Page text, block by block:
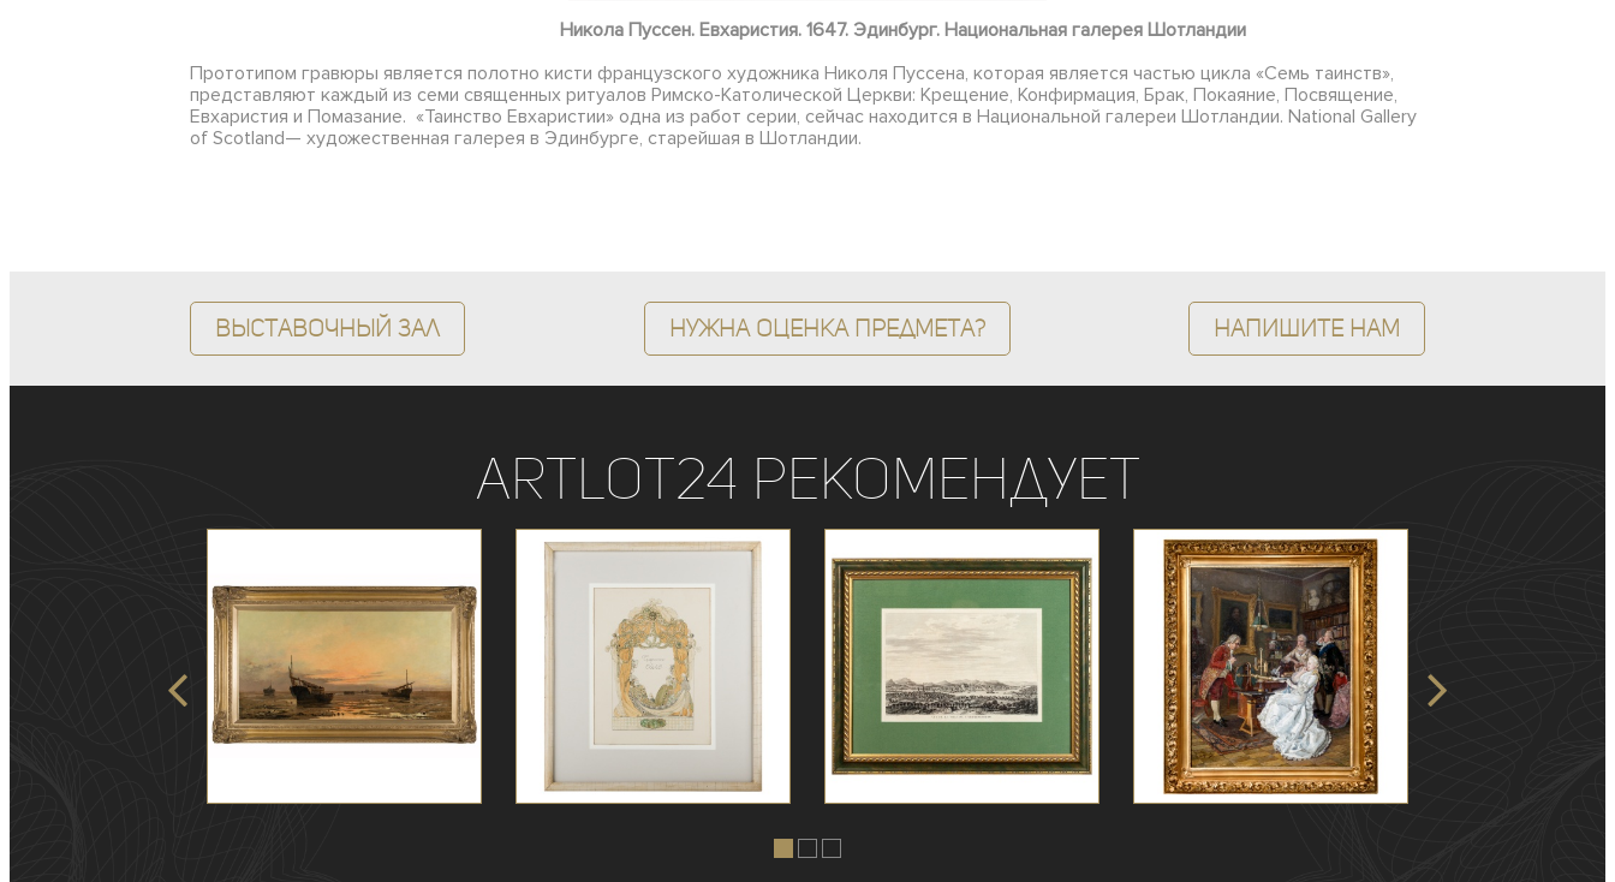
Никола Пуссен. Евхаристия. 1647. Эдинбург. Национальная галерея Шотландии
Прототипом гравюры является полотно кисти французского художника Николя Пуссена, которая является частью цикла «Семь таинств»,
представляют каждый из семи священных ритуалов Римско-Католической Церкви: Крещение, Конфирмация, Брак, Покаяние, Посвящение,
Евхаристия и Помазание. «Таинство Евхаристии» одна из работ серии, сейчас находится в Национальной галереи Шотландии. National Gallery
of Scotland— художественная галерея в Эдинбурге, старейшая в Шотландии.
Выставочный зал Нужна оценка предмета? Напишите нам
ArtLot24 рекомендует